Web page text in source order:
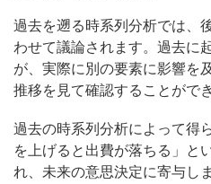
過去を遡る時系列分析では、
わせて議論されます。過去に
が、実際に別の要素に影響を
推移を見て確認することができ
過去の時系列分析によって得
を上げると出費が落ちる」と
れ、未来の意思決定に寄与しま